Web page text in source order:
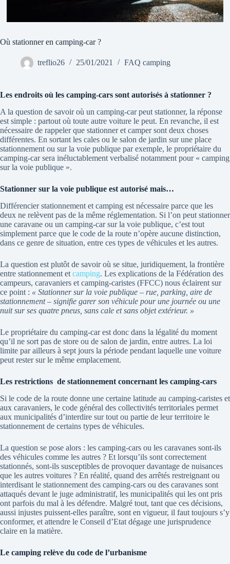
Où stationner en camping-car ?
treflio26 25/01/2021 FAQ camping
Les endroits où les camping-cars sont autorisés à stationner ?
A la question de savoir où un camping-car peut stationner, la réponse
est simple : partout où toute autre voiture le peut. En revanche, il est
nécessaire de rappeler que stationner et camper sont deux choses
différentes. En sortant les cales ou le salon de jardin sur une place
stationnement ou sur la voie publique par exemple, le propriétaire du
camping-car sera inéluctablement verbalisé notamment pour « camping
sur la voie publique ».
Stationner sur la voie publique est autorisé mais…
Différencier stationnement et camping est nécessaire parce que les
deux ne relèvent pas de la même réglementation. Si l’on peut stationner
une caravane ou un camping-car sur la voie publique, c’est tout
simplement parce que le code de la route n’opère aucune distinction,
dans ce genre de situation, entre ces types de véhicules et les autres.
La question est plutôt de savoir où se situe, juridiquement, la frontière
entre stationnement et camping. Les explications de la Fédération des
campeurs, caravaniers et camping-caristes (FFCC) nous éclairent sur
ce point : « Stationner sur la voie publique – rue, parking, aire de
stationnement – signifie garer son véhicule pour une journée ou une
nuit sur ses quatre pneus, sans cale et sans objet extérieur. »
Le propriétaire du camping-car est donc dans la légalité du moment
qu’il ne sort pas de store ou de salon de jardin, entre autres. La loi
limite par ailleurs à sept jours la période pendant laquelle une voiture
peut rester sur le même emplacement.
Les restrictions de stationnement concernant les camping-cars
Si le code de la route donne une certaine latitude au camping-caristes et
aux caravaniers, le code général des collectivités territoriales permet
aux municipalités d’interdire sur tout ou partie de leur territoire le
stationnement de certains types de véhicules.
La question se pose alors : les camping-cars ou les caravanes sont-ils
des véhicules comme les autres ? Et lorsqu’ils sont correctement
stationnés, sont-ils susceptibles de provoquer davantage de nuisances
que les autres voitures ? En réalité, quand des arrêtés restreignant ou
interdisant le stationnement des camping-cars ou des caravanes sont
attaqués devant le juge administratif, les municipalités qui les ont pris
ont parfois du mal à les défendre. Malgré tout, tant que ces décisions,
aussi injustes puissent-elles paraître, sont en vigueur, il faut toujours s’y
conformer, et attendre le Conseil d’Etat dégage une jurisprudence
claire en la matière.
Le camping relève du code de l’urbanisme